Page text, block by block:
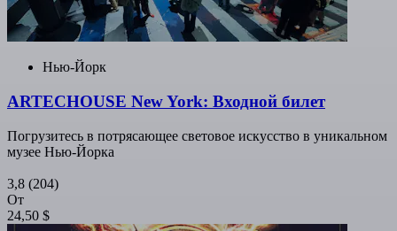
Нью-Йорк
ARTECHOUSE New York: Входной билет
Погрузитесь в потрясающее световое искусство в уникальном
музее Нью-Йорка
3,8 (204)
От
24,50 $